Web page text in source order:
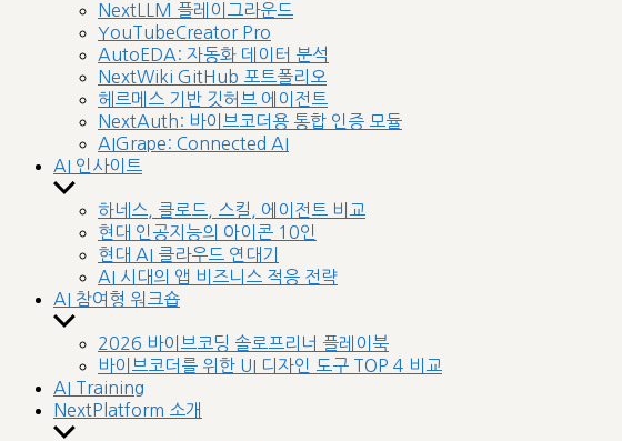
NextLLM 플레이그라운드
YouTubeCreator Pro
AutoEDA: 자동화 데이터 분석
NextWiki GitHub 포트폴리오
헤르메스 기반 깃허브 에이전트
NextAuth: 바이브코더용 통합 인증 모듈
AIGrape: Connected AI
AI 인사이트
Show
sub
menu
하네스, 클로드, 스킬, 에이전트 비교
현대 인공지능의 아이콘 10인
현대 AI 클라우드 연대기
AI 시대의 앱 비즈니스 적응 전략
AI 참여형 워크숍
Show
sub
menu
2026 바이브코딩 솔로프리너 플레이북
바이브코더를 위한 UI 디자인 도구 TOP 4 비교
AI Training
NextPlatform 소개
Show